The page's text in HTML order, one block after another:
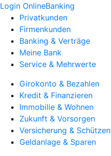
Login OnlineBanking
Privatkunden
Firmenkunden
Banking & Verträge
Meine Bank
Service & Mehrwerte
Girokonto & Bezahlen
Kredit & Finanzieren
Immobilie & Wohnen
Zukunft & Vorsorgen
Versicherung & Schützen
Geldanlage & Sparen